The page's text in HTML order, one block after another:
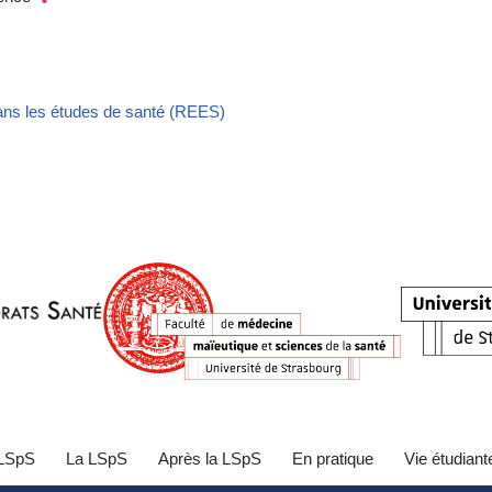
les études de santé (REES)
La LSpS Après la LSpS En pratique Vie